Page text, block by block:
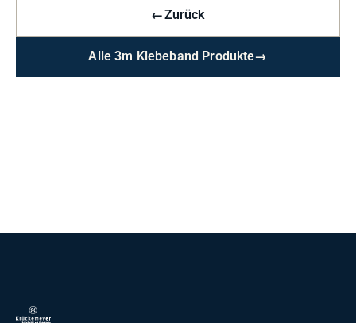
←Zurück
Alle 3m Klebeband Produkte→